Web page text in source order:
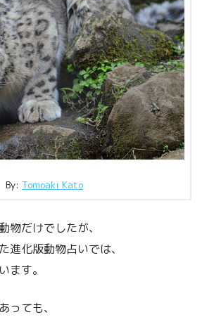
By: Tomoaki Kato
物だけでしたが、
進化版動物占いでは、
ます。
っても、